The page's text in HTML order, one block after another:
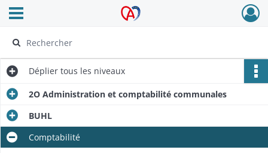
Archives Alsace - Colmar
Ouvrir le menu déroulant
Déplier tous les niveaux
2O Administration et comptabilité communales
BUHL
Comptabilité